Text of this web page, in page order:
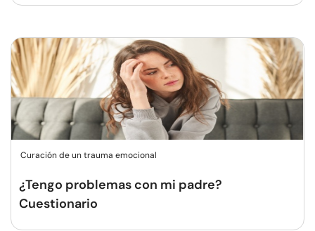
Curación de un trauma emocional
¿Tengo problemas con mi padre?
Cuestionario